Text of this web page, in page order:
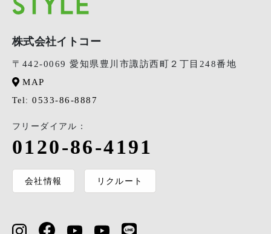
株式会社イトコー
〒442-0069 愛知県豊川市諏訪西町２丁目248番地
MAP
Tel: 0533-86-8887
フリーダイアル：
0120-86-4191
会社情報 リクルート